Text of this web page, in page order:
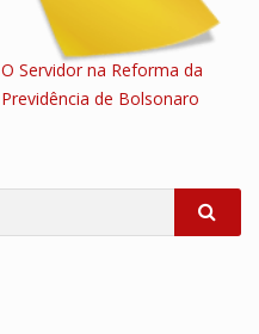
O Servidor na Reforma da
Previdência de Bolsonaro